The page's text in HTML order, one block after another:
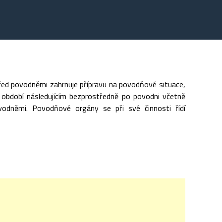
povodněmi zahrnuje přípravu na povodňové situace,
následujícím bezprostředně po povodni včetně
Povodňové orgány se při své činnosti řídí